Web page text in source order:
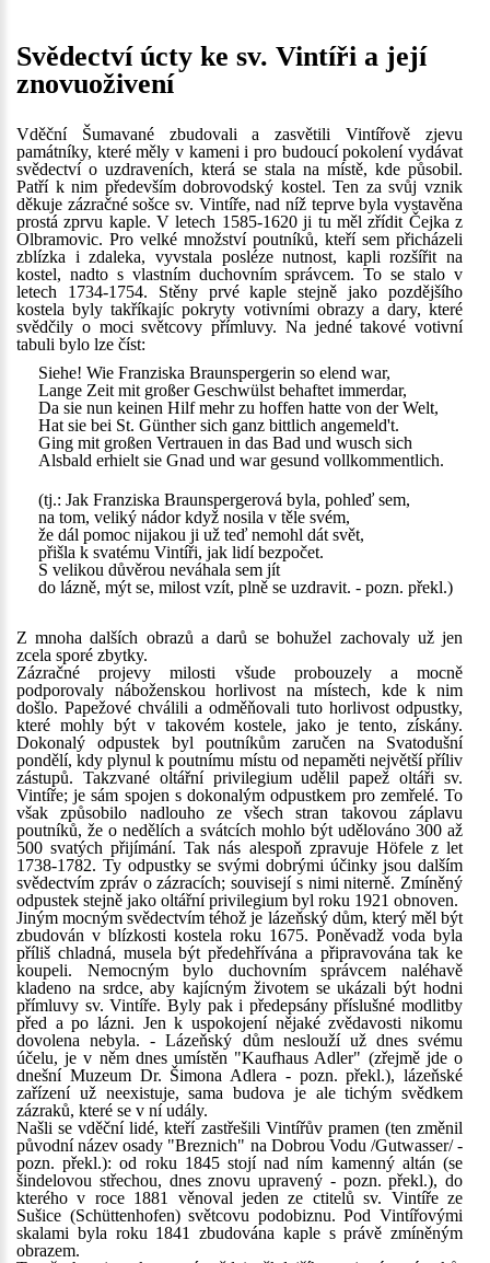
Svědectví úcty ke sv. Vintíři a její
znovuoživení
Vděční Šumavané zbudovali a zasvětili Vintířově zjevu
památníky, které měly v kameni i pro budoucí pokolení vydávat
svědectví o uzdraveních, která se stala na místě, kde působil.
Patří k nim především dobrovodský kostel. Ten za svůj vznik
děkuje zázračné sošce sv. Vintíře, nad níž teprve byla vystavěna
prostá zprvu kaple. V letech 1585-1620 ji tu měl zřídit Čejka z
Olbramovic. Pro velké množství poutníků, kteří sem přicházeli
zblízka i zdaleka, vyvstala posléze nutnost, kapli rozšířit na
kostel, nadto s vlastním duchovním správcem. To se stalo v
letech 1734-1754. Stěny prvé kaple stejně jako pozdějšího
kostela byly takříkajíc pokryty votivními obrazy a dary, které
svědčily o moci světcovy přímluvy. Na jedné takové votivní
tabuli bylo lze číst:
Siehe! Wie Franziska Braunspergerin so elend war,
Lange Zeit mit großer Geschwülst behaftet immerdar,
Da sie nun keinen Hilf mehr zu hoffen hatte von der Welt,
Hat sie bei St. Günther sich ganz bittlich angemeld't.
Ging mit großen Vertrauen in das Bad und wusch sich
Alsbald erhielt sie Gnad und war gesund vollkommentlich.
(tj.: Jak Franziska Braunspergerová byla, pohleď sem,
na tom, veliký nádor když nosila v těle svém,
že dál pomoc nijakou ji už teď nemohl dát svět,
přišla k svatému Vintíři, jak lidí bezpočet.
S velikou důvěrou neváhala sem jít
do lázně, mýt se, milost vzít, plně se uzdravit. - pozn. překl.)
Z mnoha dalších obrazů a darů se bohužel zachovaly už jen
zcela sporé zbytky.
Zázračné projevy milosti všude probouzely a mocně
podporovaly náboženskou horlivost na místech, kde k nim
došlo. Papežové chválili a odměňovali tuto horlivost odpustky,
které mohly být v takovém kostele, jako je tento, získány.
Dokonalý odpustek byl poutníkům zaručen na Svatodušní
pondělí, kdy plynul k poutnímu místu od nepaměti největší příliv
zástupů. Takzvané oltářní privilegium udělil papež oltáři sv.
Vintíře; je sám spojen s dokonalým odpustkem pro zemřelé. To
však způsobilo nadlouho ze všech stran takovou záplavu
poutníků, že o nedělích a svátcích mohlo být udělováno 300 až
500 svatých přijímání. Tak nás alespoň zpravuje Höfele z let
1738-1782. Ty odpustky se svými dobrými účinky jsou dalším
svědectvím zpráv o zázracích; souvisejí s nimi niterně. Zmíněný
odpustek stejně jako oltářní privilegium byl roku 1921 obnoven.
Jiným mocným svědectvím téhož je lázeňský dům, který měl být
zbudován v blízkosti kostela roku 1675. Poněvadž voda byla
příliš chladná, musela být předehřívána a připravována tak ke
koupeli. Nemocným bylo duchovním správcem naléhavě
kladeno na srdce, aby kajícným životem se ukázali být hodni
přímluvy sv. Vintíře. Byly pak i předepsány příslušné modlitby
před a po lázni. Jen k uspokojení nějaké zvědavosti nikomu
dovolena nebyla. - Lázeňský dům neslouží už dnes svému
účelu, je v něm dnes umístěn "Kaufhaus Adler" (zřejmě jde o
dnešní Muzeum Dr. Šimona Adlera - pozn. překl.), lázeňské
zařízení už neexistuje, sama budova je ale tichým svědkem
zázraků, které se v ní udály.
Našli se vděční lidé, kteří zastřešili Vintířův pramen (ten změnil
původní název osady "Breznich" na Dobrou Vodu /Gutwasser/ -
pozn. překl.): od roku 1845 stojí nad ním kamenný altán (se
šindelovou střechou, dnes znovu upravený - pozn. překl.), do
kterého v roce 1881 věnoval jeden ze ctitelů sv. Vintíře ze
Sušice (Schüttenhofen) světcovu podobiznu. Pod Vintířovými
skalami byla roku 1841 zbudována kaple s právě zmíněným
obrazem.